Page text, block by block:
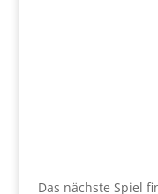
Das nächste Spiel